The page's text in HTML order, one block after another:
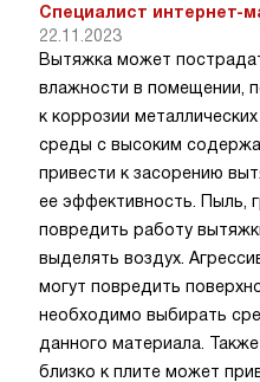
Специалист интернет-
22.11.2023
Вытяжка может
влажности в помещении,
к коррозии
среды с высоким
привести к засорению
ее эффективность. Пыль,
повредить работу
выделять воздух.
могут повредить
необходимо выбирать
данного материала.
близко к плите может